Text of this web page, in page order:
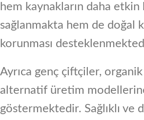
hem kaynakların daha etkin
sağlanmakta hem de doğal
korunması
Ayrıca genç çiftçiler,
alternatif üretim
göstermektedir. Sağlıklı ve